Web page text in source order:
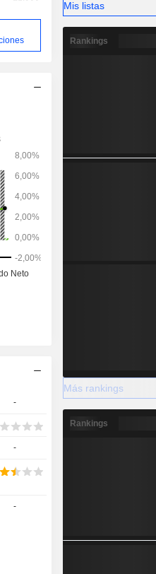
-
-
-
Mis listas
Rankings
Más rankings
Rankings